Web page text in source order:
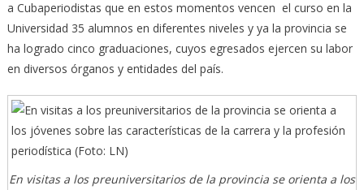
a Cubaperiodistas que en estos momentos vencen el curso en la
Universidad 35 alumnos en diferentes niveles y ya la provincia se
ha logrado cinco graduaciones, cuyos egresados ejercen su labor
en diversos órganos y entidades del país.
En visitas a los preuniversitarios de la provincia se orienta a los